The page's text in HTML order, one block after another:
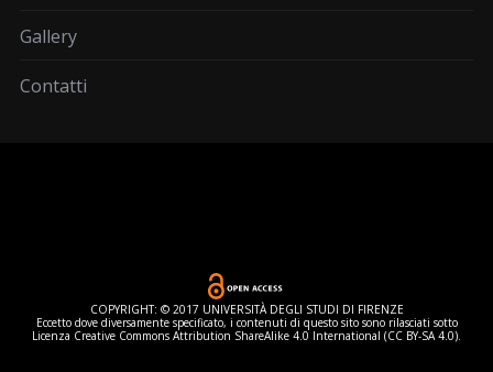
Gallery
Contatti
COPYRIGHT: © 2017 UNIVERSITÀ DEGLI STUDI DI FIRENZE
Eccetto dove diversamente specificato, i contenuti di questo sito sono rilasciati sotto
Licenza Creative Commons Attribution ShareAlike 4.0 International (CC BY-SA 4.0).